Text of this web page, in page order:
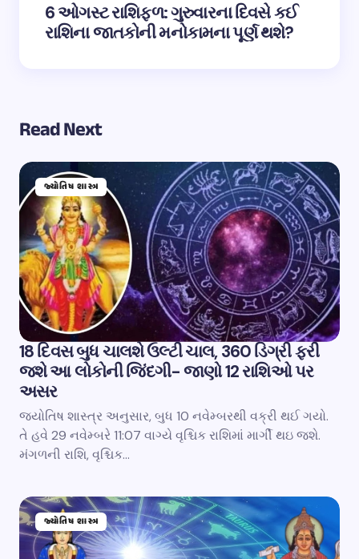
6 ઓગસ્ટ રાશિફળ: ગુરુવારના દિવસે કઈ
રાશિના જાતકોની મનોકામના પૂર્ણ થશે?
Read Next
જ્યોતિષ શાસ્ત્ર
18 દિવસ બુધ ચાલશે ઉલ્ટી ચાલ, 360 ડિગ્રી ફરી
જશે આ લોકોની જિંદગી- જાણો 12 રાશિઓ પર
અસર
જ્યોતિષ શાસ્ત્ર અનુસાર, બુધ 10 નવેમ્બરથી વક્રી થઈ ગયો.
તે હવે 29 નવેમ્બરે 11:07 વાગ્યે વૃશ્ચિક રાશિમાં માર્ગી થઇ જશે.
મંગળની રાશિ, વૃશ્ચિક…
જ્યોતિષ શાસ્ત્ર